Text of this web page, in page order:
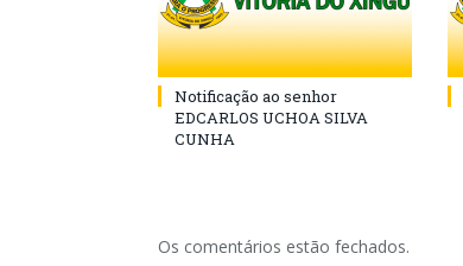
Notificação ao senhor
EDCARLOS UCHOA SILVA
CUNHA
Os comentários estão fechados.